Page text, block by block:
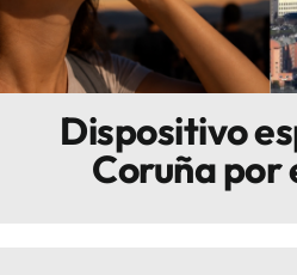
Sostenibilidad
Innova
Dispositivo
Coruña por